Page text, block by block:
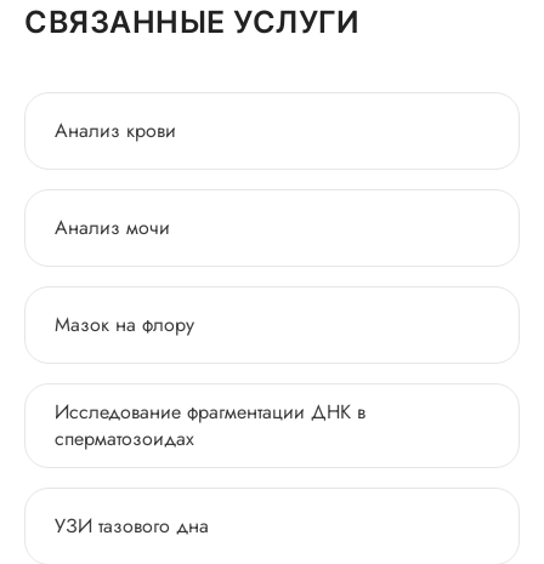
СВЯЗАННЫЕ УСЛУГИ
Анализ крови
Анализ мочи
Мазок на флору
Исследование фрагментации ДНК в
сперматозоидах
УЗИ тазового дна